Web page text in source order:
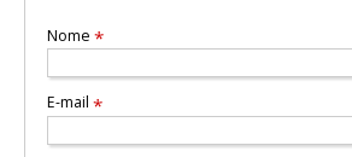
Nome *
E-mail *